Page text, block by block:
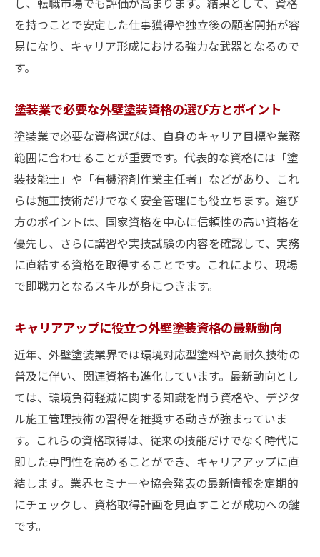
外壁塗装習得に活かせる注目の塗装資格一
覧とは
外壁塗装資格の種類と習得すべきスキルを
解説
資格選びで迷わない外壁塗装技術習得のポ
イント
外壁塗装の資格取得が技術向上に直結する
理由
資格が必要な外壁塗装の現場スキルとは
外壁塗装資格で身につく現場対応力と実践
現場で求められる外壁塗装資格と安全管理
の知識
外壁塗装の資格取得で磨かれる施工スキル
を解説
塗装資格が現場作業に必要な理由を具体的
に紹介
外壁塗装職人に求められる資格と応用力の
関係
実務で活かせる外壁塗装資格の学び方とコ
を持つことで安定した仕事獲得や独立後の顧客開拓が容
易になり、キャリア形成における強力な武器となるので
す。
塗装業で必要な外壁塗装資格の選び方とポイント
塗装業で必要な資格選びは、自身のキャリア目標や業務
範囲に合わせることが重要です。代表的な資格には「塗
装技能士」や「有機溶剤作業主任者」などがあり、これ
らは施工技術だけでなく安全管理にも役立ちます。選び
方のポイントは、国家資格を中心に信頼性の高い資格を
優先し、さらに講習や実技試験の内容を確認して、実務
に直結する資格を取得することです。これにより、現場
で即戦力となるスキルが身につきます。
キャリアアップに役立つ外壁塗装資格の最新動向
近年、外壁塗装業界では環境対応型塗料や高耐久技術の
普及に伴い、関連資格も進化しています。最新動向とし
ては、環境負荷軽減に関する知識を問う資格や、デジタ
ル施工管理技術の習得を推奨する動きが強まっていま
す。これらの資格取得は、従来の技能だけでなく時代に
即した専門性を高めることができ、キャリアアップに直
結します。業界セミナーや協会発表の最新情報を定期的
にチェックし、資格取得計画を見直すことが成功への鍵
です。